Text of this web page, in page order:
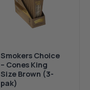
Smokers Choice
– Cones King
Size Brown (3-
pak)